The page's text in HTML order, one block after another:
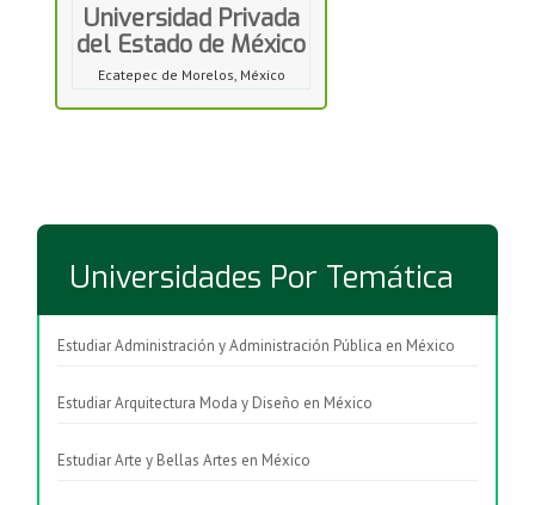
Universidad Privada
del Estado de México
Ecatepec de Morelos, México
Universidades Por Temática
Estudiar Administración y Administración Pública en México
Estudiar Arquitectura Moda y Diseño en México
Estudiar Arte y Bellas Artes en México